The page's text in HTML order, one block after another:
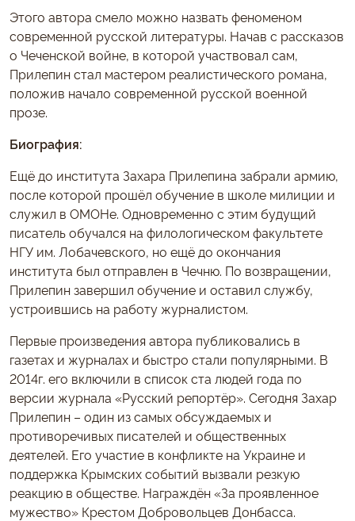
Этого автора смело можно назвать феноменом
современной русской литературы. Начав с рассказов
о Чеченской войне, в которой участвовал сам,
Прилепин стал мастером реалистического романа,
положив начало современной русской военной
прозе.
Биография:
Ещё до института Захара Прилепина забрали армию,
после которой прошёл обучение в школе милиции и
служил в ОМОНе. Одновременно с этим будущий
писатель обучался на филологическом факультете
НГУ им. Лобачевского, но ещё до окончания
института был отправлен в Чечню. По возвращении,
Прилепин завершил обучение и оставил службу,
устроившись на работу журналистом.
Первые произведения автора публиковались в
газетах и журналах и быстро стали популярными. В
2014г. его включили в список ста людей года по
версии журнала «Русский репортёр». Сегодня Захар
Прилепин – один из самых обсуждаемых и
противоречивых писателей и общественных
деятелей. Его участие в конфликте на Украине и
поддержка Крымских событий вызвали резкую
реакцию в обществе. Награждён «За проявленное
мужество» Крестом Добровольцев Донбасса.